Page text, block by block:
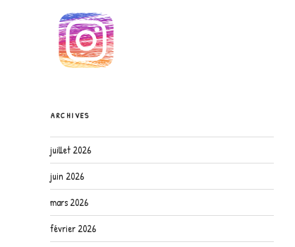
ARCHIVES
juillet 2026
juin 2026
mars 2026
février 2026